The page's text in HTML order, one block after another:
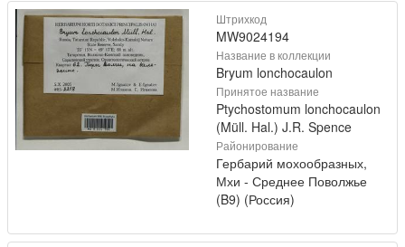
Штрихкод
MW9024194
Название в коллекции
Bryum lonchocaulon
Принятое название
Ptychostomum lonchocaulon
(Müll. Hal.) J.R. Spence
Районирование
Гербарий мохообразных,
Мхи - Среднее Поволжье
(B9) (Россия)